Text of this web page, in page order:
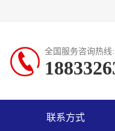
全国服务咨询热线:
联系方式